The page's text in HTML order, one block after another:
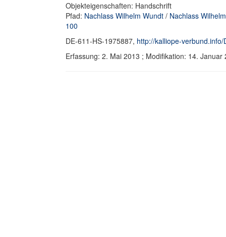
Objekteigenschaften: Handschrift
Pfad: Nachlass Wilhelm Wundt / Nachlass
100
DE-611-HS-1975887, http://kalliope-
Erfassung: 2. Mai 2013 ; Modifikation: 14.